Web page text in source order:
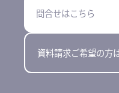
問合せはこちら
資料請求ご希望の方